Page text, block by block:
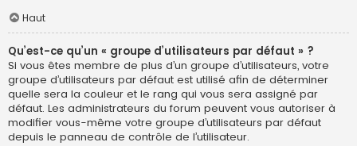
Haut
Qu’est-ce qu’un « groupe d’utilisateurs par défaut » ?
Si vous êtes membre de plus d’un groupe d’utilisateurs, votre
groupe d’utilisateurs par défaut est utilisé afin de déterminer
quelle sera la couleur et le rang qui vous sera assigné par
défaut. Les administrateurs du forum peuvent vous autoriser à
modifier vous-même votre groupe d’utilisateurs par défaut
depuis le panneau de contrôle de l’utilisateur.